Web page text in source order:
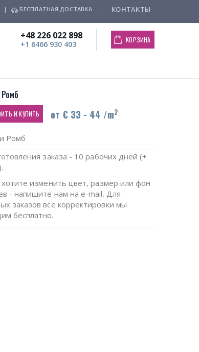
| БЕСПЛАТНАЯ ДОСТАВКА КОНТАКТЫ
+48 226 022 898
+1 6466 930 403 КОРЗИНА
И КУПИТЬ от € 33 - 44 /m2
Ромб
заказа - 10 рабочих дней (+
изменить цвет, размер или фон
- напишите нам на e-mail. Для
заказов все корректировки мы
бесплатно.